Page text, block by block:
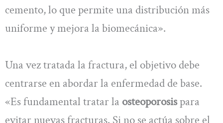
cemento, lo que permite una distribución más
uniforme y mejora la biomecánica».
Una vez tratada la fractura, el objetivo debe
centrarse en abordar la enfermedad de base.
«Es fundamental tratar la osteoporosispara
evitar nuevas fracturas. Si no se actúa sobre el